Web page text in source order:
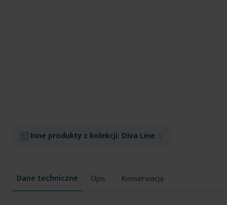
Inne produkty z kolekcji: Diva Line
Opis Konserwacja